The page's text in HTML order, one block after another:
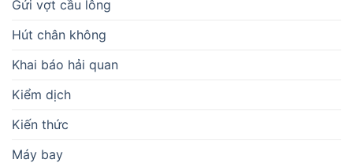
Gửi vợt cầu lông
Hút chân không
Khai báo hải quan
Kiểm dịch
Kiến thức
Máy bay